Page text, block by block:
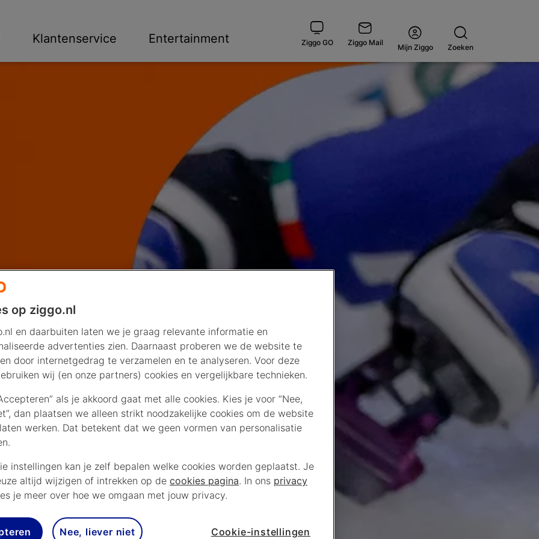
Klantenservice Entertainment Ziggo GO Ziggo Mail Open
Mijn Ziggo
Zoeken
-
op ziggo.nl
en daarbuiten laten we je graag relevante informatie en
advertenties zien. Daarnaast proberen we de website te
door internetgedrag te verzamelen en te analyseren. Voor deze
wij (en onze partners) cookies en vergelijkbare technieken.
als je akkoord gaat met alle cookies. Kies je voor “Nee,
dan plaatsen we alleen strikt noodzakelijke cookies om de website
werken. Dat betekent dat we geen vormen van personalisatie
instellingen kan je zelf bepalen welke cookies worden geplaatst. Je
altijd wijzigen of intrekken op de cookies pagina. In ons privacy
je meer over hoe we omgaan met jouw privacy.
Nee, liever niet Cookie-instellingen